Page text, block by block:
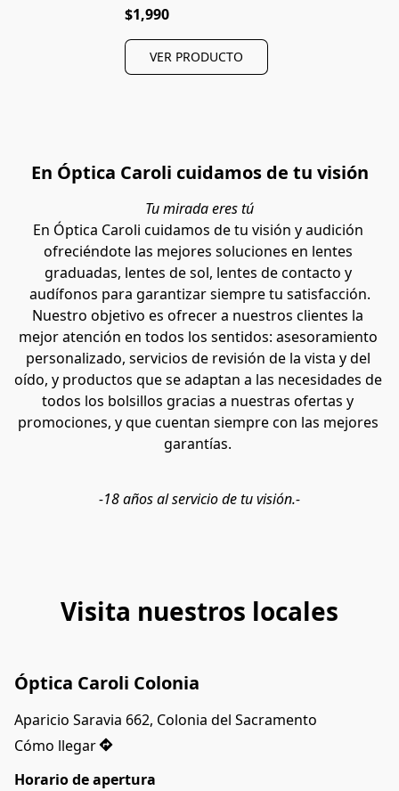
$1,990
VER PRODUCTO
En Óptica Caroli cuidamos de tu visión
-18 años al servicio de tu visión.-
Tu mirada eres tú
En Óptica Caroli cuidamos de tu visión y audición
ofreciéndote las mejores soluciones en lentes
graduadas, lentes de sol, lentes de contacto y
audífonos para garantizar siempre tu satisfacción.
Nuestro objetivo es ofrecer a nuestros clientes la
mejor atención en todos los sentidos: asesoramiento
personalizado, servicios de revisión de la vista y del
oído, y productos que se adaptan a las necesidades de
todos los bolsillos gracias a nuestras ofertas y
promociones, y que cuentan siempre con las mejores
garantías.
Visita nuestros locales
Óptica Caroli Colonia
Aparicio Saravia 662, Colonia del Sacramento
Cómo llegar
Horario de apertura